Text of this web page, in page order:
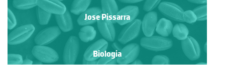
Jose Pissarra
Biologia